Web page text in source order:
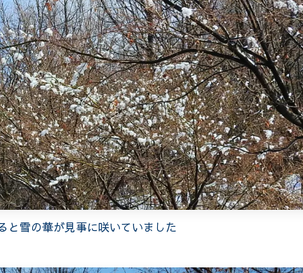
と雪の華が見事に咲いていました